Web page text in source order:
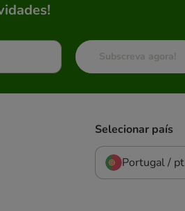
Subscreva agora!
Selecionar país
Portugal / pt